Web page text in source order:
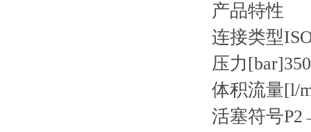
产品特性
连接类型
压力[bar]350
体积流量[l/
活塞符号